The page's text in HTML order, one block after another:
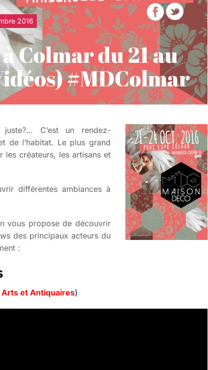
2016
Colmar du 21 au
#MDColmar
C’est un rendez-
de l’habitat. Le plus grand
les créateurs, les artisans et
différentes ambiances à
vous propose de découvrir
des principaux acteurs du
:
et Antiquaires)